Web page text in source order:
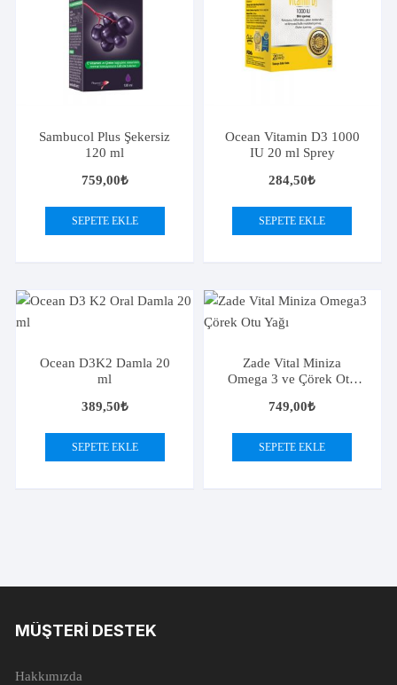
Sambucol Plus Şekersiz
120 ml
759,00₺
SEPETE EKLE
Ocean Vitamin D3 1000
IU 20 ml Sprey
284,50₺
SEPETE EKLE
Ocean D3K2 Damla 20
ml
389,50₺
SEPETE EKLE
Zade Vital Miniza
Omega 3 ve Çörek Otu
749,00₺
SEPETE EKLE
MÜŞTERI DESTEK
Hakkımızda